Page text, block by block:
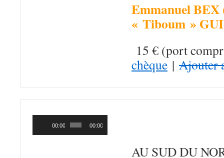
Emmanuel BEX
« Tiboum »
15 € (port
chèque | Ajouter
00:00 00:00
AU SUD DU